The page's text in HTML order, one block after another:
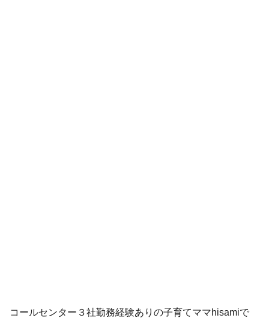
コールセンター３社勤務経験ありの子育てママhisamiで